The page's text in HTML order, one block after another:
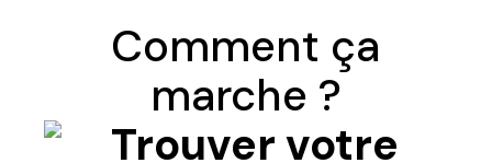
Comment ça
marche ?